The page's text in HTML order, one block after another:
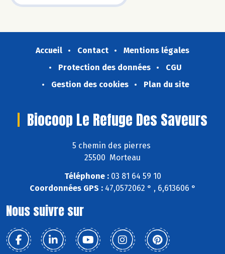
Accueil Contact
Mentions légales
Protection des données
CGU
Gestion des cookies
Plan du site
Biocoop Le Refuge Des Saveurs
5 chemin des pierres
25500 Morteau
Téléphone :03 81 64 59 10
Coordonnées GPS :47,0572062 ° , 6,613606 °
Nous suivre sur